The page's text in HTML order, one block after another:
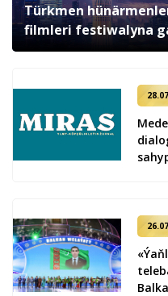
Türkmen
filmleri festiwalyna